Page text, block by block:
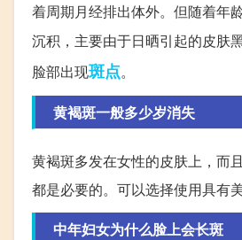
着周期月经排出体外。但随着年
沉积，主要由于日晒引起的皮肤
脸部出现斑点。
黄褐斑一般多少岁消失
黄褐斑多发在女性的皮肤上，而
都是必要的。可以选择使用具有
中年妇女为什么脸上会长斑